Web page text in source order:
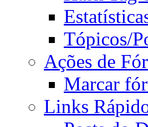
Tópicos/
Ações de
Marcar
Links